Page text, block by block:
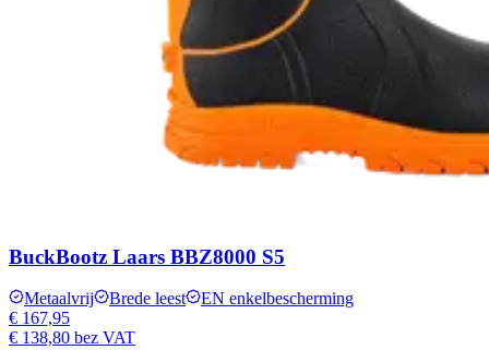
BuckBootz Laars BBZ8000 S5
Metaalvrij Brede leest
EN enkelbescherming
€ 167,95
€ 138,80 bez VAT